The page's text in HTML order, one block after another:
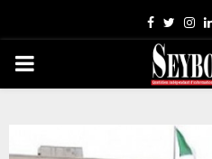
PRIMARY